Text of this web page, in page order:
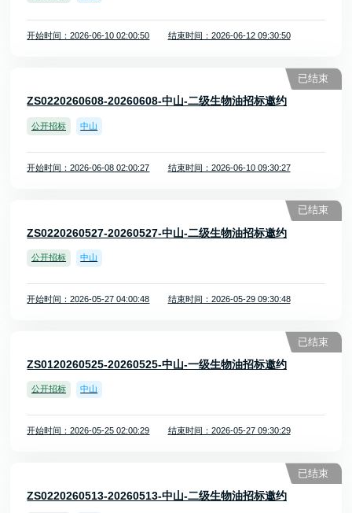
开始时间：2026-06-10 02:00:50 结束时间：2026-06-12 09:30:50
ZS0220260608-20260608-中山-二级生物油招标邀约
公开招标 中山
开始时间：2026-06-08 02:00:27 结束时间：2026-06-10 09:30:27
已结束
ZS0220260527-20260527-中山-二级生物油招标邀约
公开招标 中山
开始时间：2026-05-27 04:00:48 结束时间：2026-05-29 09:30:48
已结束
ZS0120260525-20260525-中山-一级生物油招标邀约
公开招标 中山
开始时间：2026-05-25 02:00:29 结束时间：2026-05-27 09:30:29
已结束
ZS0220260513-20260513-中山-二级生物油招标邀约
已结束